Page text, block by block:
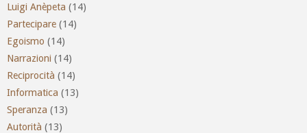
Luigi Anèpeta (14)
Partecipare (14)
Egoismo (14)
Narrazioni (14)
Reciprocità (14)
Informatica (13)
Speranza (13)
Autorità (13)